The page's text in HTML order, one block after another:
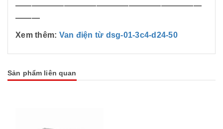
———————————————————————
———
Xem thêm: Van điện từ dsg-01-3c4-d24-50
Sản phẩm liên quan